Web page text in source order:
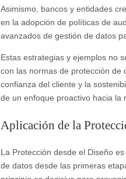
Asimismo, bancos y entidades
en la adopción de políticas de
avanzados de gestión de datos
Estas estrategias y ejemplos no
con las normas de protección de
confianza del cliente y la
de un enfoque proactivo hacia la
Aplicación de la
La Protección desde el Diseño
de datos desde las primeras